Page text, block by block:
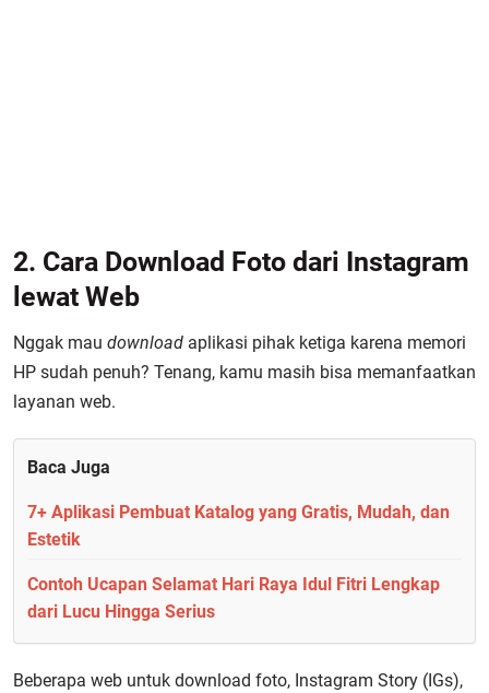
2. Cara Download Foto dari Instagram
lewat Web
Nggak mau download aplikasi pihak ketiga karena memori
HP sudah penuh? Tenang, kamu masih bisa memanfaatkan
layanan web.
Baca Juga
7+ Aplikasi Pembuat Katalog yang Gratis, Mudah, dan
Estetik
Contoh Ucapan Selamat Hari Raya Idul Fitri Lengkap
dari Lucu Hingga Serius
Beberapa web untuk download foto, Instagram Story (IGs),